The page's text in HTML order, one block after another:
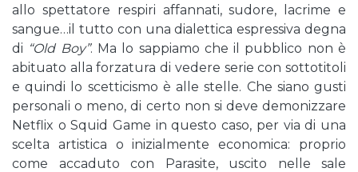
allo spettatore respiri affannati, sudore, lacrime e
sangue…il tutto con una dialettica espressiva degna
di “Old Boy”. Ma lo sappiamo che il pubblico non è
abituato alla forzatura di vedere serie con sottotitoli
e quindi lo scetticismo è alle stelle. Che siano gusti
personali o meno, di certo non si deve demonizzare
Netflix o Squid Game in questo caso, per via di una
scelta artistica o inizialmente economica: proprio
come accaduto con Parasite, uscito nelle sale